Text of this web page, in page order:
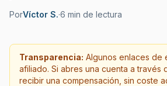
PorVíctor S.·6 min de lectura
Transparencia: Algunos enlaces de
afiliado. Si abres una cuenta a través
recibir una compensación, sin coste